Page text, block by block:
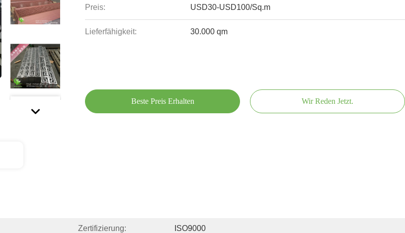
Preis: USD30-USD100/Sq.m
Lieferfähigkeit: 30.000 qm
Beste Preis Erhalten Wir Reden Jetzt.
Zertifizierung: ISO9000